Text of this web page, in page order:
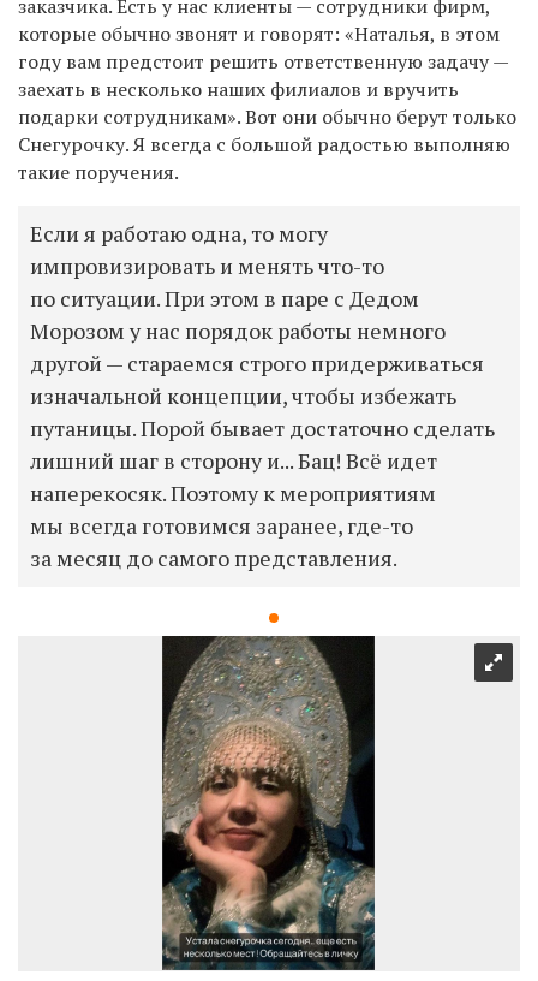
заказчика. Есть у нас клиенты — сотрудники фирм,
которые обычно звонят и говорят: «Наталья, в этом
году вам предстоит решить ответственную задачу —
заехать в несколько наших филиалов и вручить
подарки сотрудникам». Вот они обычно берут только
Снегурочку. Я всегда с большой радостью выполняю
такие поручения.
Если я работаю одна, то могу
импровизировать и менять что-то
по ситуации. При этом в паре с Дедом
Морозом у нас порядок работы немного
другой — стараемся строго придерживаться
изначальной концепции, чтобы избежать
путаницы. Порой бывает достаточно сделать
лишний шаг в сторону и... Бац! Всё идет
наперекосяк. Поэтому к мероприятиям
мы всегда готовимся заранее, где-то
за месяц до самого представления.